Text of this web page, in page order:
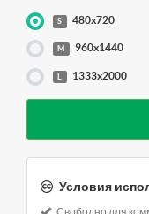
S 480x720
M 960x1440
1333x2000
Условия
Свободно для